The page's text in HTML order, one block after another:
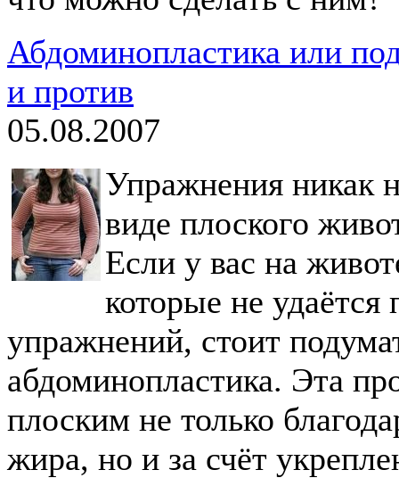
Абдоминопластика или
и против
05.08.2007
Упражнения никак
виде плоского
Если у вас на
которые не
упражнений, стоит
абдоминопластика. Эта
плоским не только
жира, но и за счёт